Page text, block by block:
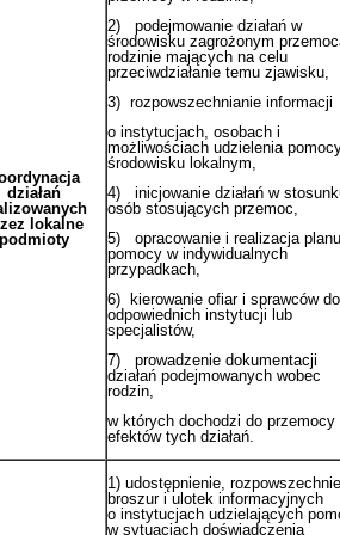
działań
lokalne
2) podejmowanie działań w
środowisku zagrożonym
rodzinie mających na celu
przeciwdziałanie temu zjawisku,
3) rozpowszechnianie informacji
o instytucjach, osobach i
możliwościach udzielenia
środowisku lokalnym,
4) inicjowanie działań w
osób stosujących przemoc,
5) opracowanie i realizacja planu
pomocy w indywidualnych
przypadkach,
6) kierowanie ofiar i sprawców do
odpowiednich instytucji lub
specjalistów,
7) prowadzenie dokumentacji
działań podejmowanych wobec
rodzin,
w których dochodzi do przemocy
efektów tych działań.
1) udostępnienie,
broszur i ulotek informacyjnych
o instytucjach udzielających
w sytuacjach doświadczenia